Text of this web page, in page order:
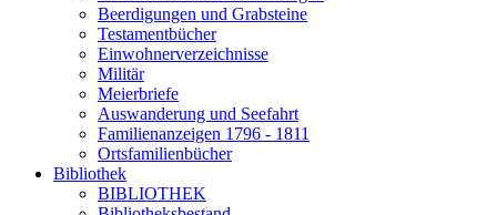
Beerdigungen und Grabsteine
Testamentbücher
Einwohnerverzeichnisse
Militär
Meierbriefe
Auswanderung und Seefahrt
Familienanzeigen 1796 - 1811
Ortsfamilienbücher
Bibliothek
BIBLIOTHEK